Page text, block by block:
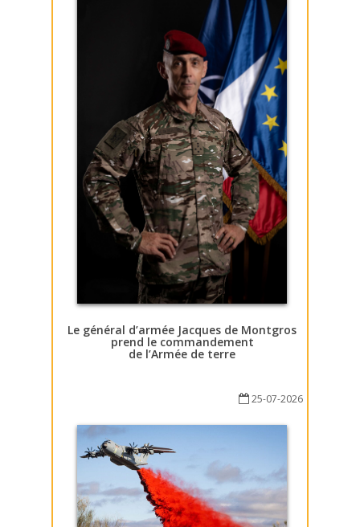
Le général d’armée Jacques de Montgros
prend le commandement
de l’Armée de terre
25-07-2026